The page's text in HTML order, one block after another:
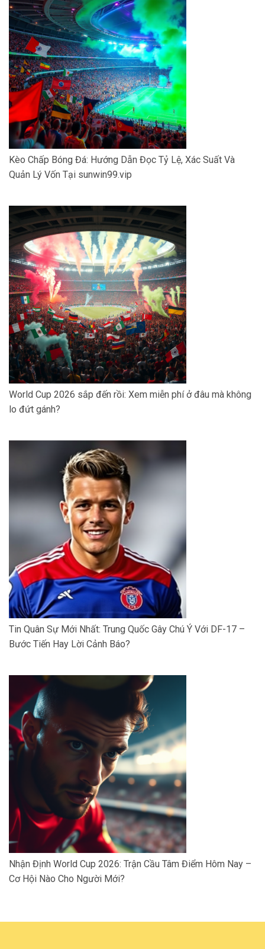
Kèo Chấp Bóng Đá: Hướng Dẫn Đọc Tỷ Lệ, Xác Suất Và
Quản Lý Vốn Tại sunwin99.vip
World Cup 2026 sắp đến rồi: Xem miễn phí ở đâu mà không
lo đứt gánh?
Tin Quân Sự Mới Nhất: Trung Quốc Gây Chú Ý Với DF-17 –
Bước Tiến Hay Lời Cảnh Báo?
Nhận Định World Cup 2026: Trận Cầu Tâm Điểm Hôm Nay –
Cơ Hội Nào Cho Người Mới?